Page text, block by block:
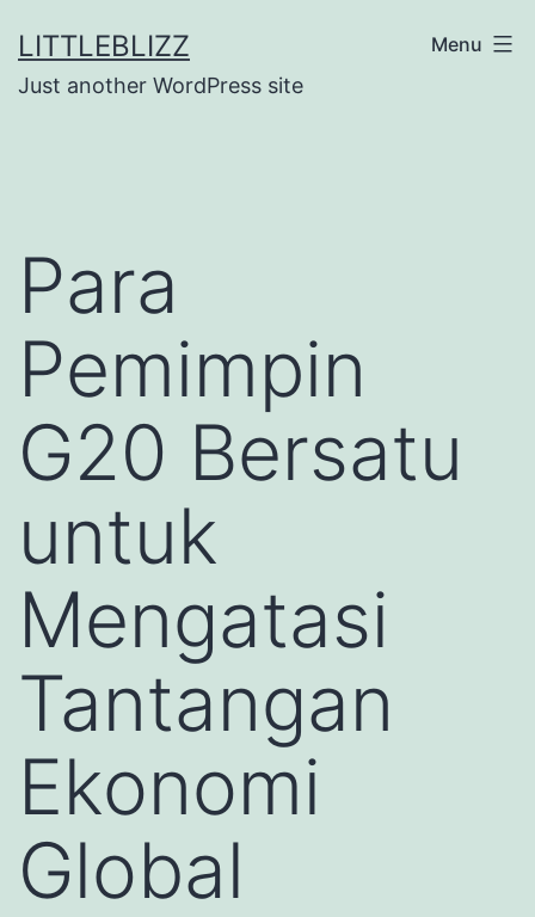
to
content
LITTLEBLIZZ
Just another WordPress site
Menu
Para
Pemimpin
G20 Bersatu
untuk
Mengatasi
Tantangan
Ekonomi
Global